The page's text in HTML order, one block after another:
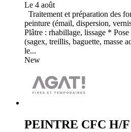
Le 4 août
Traitement et préparation des
peinture (émail, dispersion,
Plâtre : rhabillage, lissage *
(sagex, treillis, baguette, masse
le...
New
PEINTRE CFC H/F